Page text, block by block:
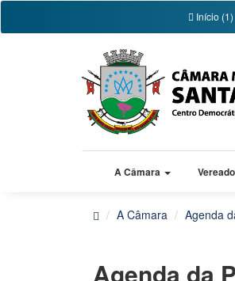
Início (1)
A Câmara
A Câmara Agenda
Agenda da